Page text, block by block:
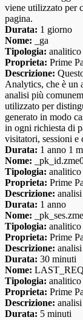
viene utilizzato per
pagina.
Durata: 1 giorno
Nome: _ga
Tipologia: analitico
Proprieta: Prime
Descrizione:
Analytics, che è un
analisi più
utilizzato per
generato in modo
in ogni richiesta di
visitatori, sessioni e
Durata: 1 anno 1
Nome:
Tipologia: analitico
Proprieta: Prime
Descrizione:
Durata: 1 anno
Nome:
Tipologia: analitico
Proprieta: Prime
Descrizione:
Durata: 30 minuti
Nome:
Tipologia: analitico
Proprieta: Prime
Descrizione:
Durata: 5 minuti